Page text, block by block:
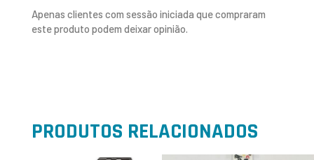
Apenas clientes com sessão iniciada que compraram
este produto podem deixar opinião.
PRODUTOS RELACIONADOS